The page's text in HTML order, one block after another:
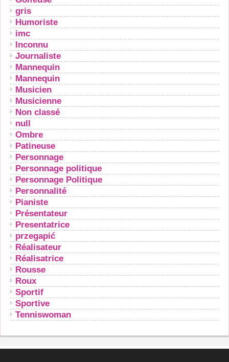
gris
Humoriste
imc
Inconnu
Journaliste
Mannequin
Mannequin
Musicien
Musicienne
Non classé
null
Ombre
Patineuse
Personnage
Personnage politique
Personnage Politique
Personnalité
Pianiste
Présentateur
Presentatrice
przegapić
Réalisateur
Réalisatrice
Rousse
Roux
Sportif
Sportive
Tenniswoman